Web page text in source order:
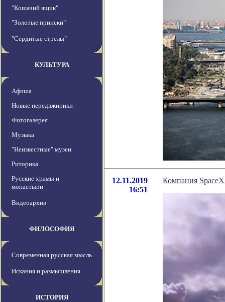
"Кошачий ящик"
"Золотые прииски"
"Сердитые стрелы"
КУЛЬТУРА
Афиша
Новые передвжиники
Фотогалерея
Музыка
"Неизвестные" музеи
Риторика
Русские храмы и
монастыри
Видеоархив
ФИЛОСОФИЯ
Современная русская мысль
Искания и размышления
ИСТОРИЯ
12.11.2019
16:51
Компания